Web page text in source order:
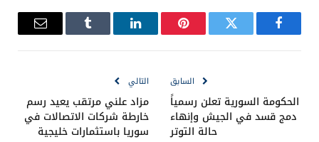
فيسبوك تويتر بينتيريستلينكدإن Tumblr
البريد
السابق
الحكومة السورية تعلن رسمياً
دمج قسد في الجيش وإنهاء
حالة التوتر
التالي
مزاد علني مرتقب يعيد رسم
خارطة شركات الاتصالات في
سوريا باستثمارات خليجية